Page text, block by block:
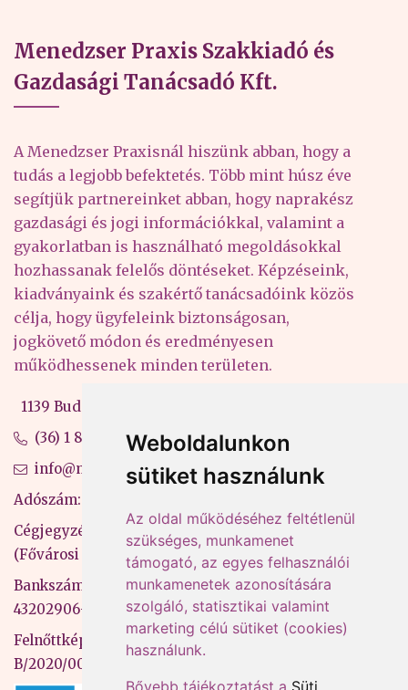
Weboldalunkon
sütiket használunk
Az oldal működéséhez feltétlenül
szükséges, munkamenet
támogató, az egyes felhasználói
munkamenetek azonosítására
szolgáló, statisztikai valamint
marketing célú sütiket (cookies)
használunk.
Bővebb tájékoztatást a Süti
Menedzser Praxis Szakkiadó és
Gazdasági Tanácsadó Kft.
A Menedzser Praxisnál hiszünk abban, hogy a
tudás a legjobb befektetés. Több mint húsz éve
segítjük partnereinket abban, hogy naprakész
gazdasági és jogi információkkal, valamint a
gyakorlatban is használható megoldásokkal
hozhassanak felelős döntéseket. Képzéseink,
kiadványaink és szakértő tanácsadóink közös
célja, hogy ügyfeleink biztonságosan,
jogkövető módon és eredményesen
működhessenek minden területen.
1139 Budapest, Váci út 99-105. 4. em.
(36) 1 880 76 00
info@mprx.hu
Adószám: 13598145-2-41
Cégjegyzékszám: 01-09-883770
(Fővárosi Bíróság)
Bankszámlaszám: CIB Bank, 10700581-
43202906-51100005
Felnőttképzési nyilvántartási szám:
B/2020/000053